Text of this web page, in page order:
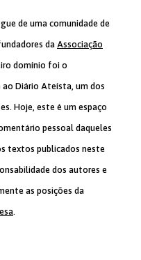
de uma comunidade de
daAssociação
domínio foi o
Diário Ateísta, um dos
Hoje, este é um espaço
pessoal daqueles
textos publicados neste
dos autores e
as posições da
.